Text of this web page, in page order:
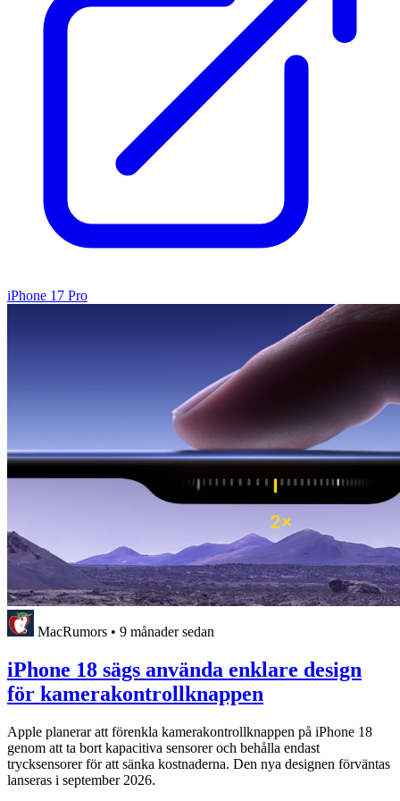
iPhone 17 Pro
MacRumors • 9 månader sedan
iPhone 18 sägs använda enklare design
för kamerakontrollknappen
Apple planerar att förenkla kamerakontrollknappen på iPhone 18
genom att ta bort kapacitiva sensorer och behålla endast
trycksensorer för att sänka kostnaderna. Den nya designen förväntas
lanseras i september 2026.